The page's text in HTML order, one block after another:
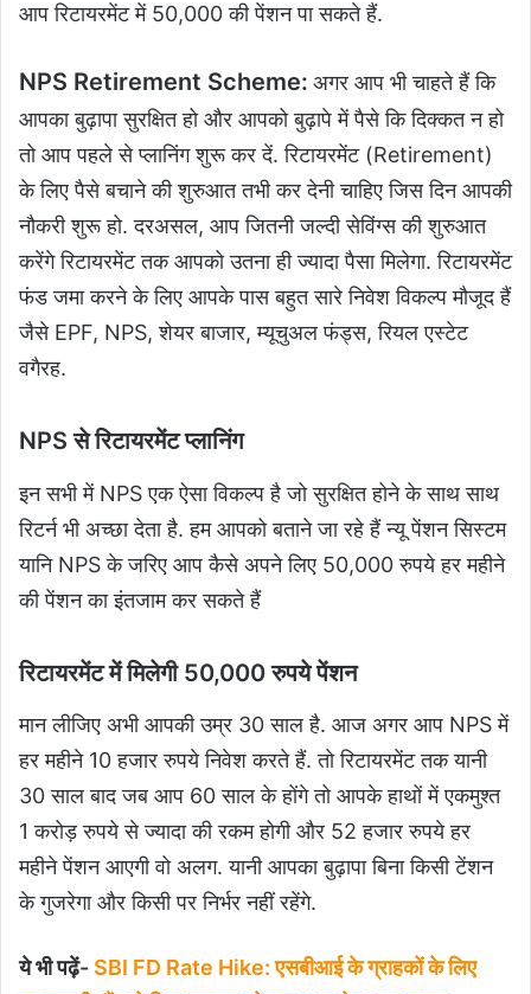
आप रिटायरमेंट में 50,000 की पेंशन पा सकते हैं.
NPS Retirement Scheme: अगर आप भी चाहते हैं कि
आपका बुढ़ापा सुरक्षित हो और आपको बुढ़ापे में पैसे कि दिक्कत न हो
तो आप पहले से प्लानिंग शुरू कर दें. रिटायरमेंट (Retirement)
के लिए पैसे बचाने की शुरुआत तभी कर देनी चाहिए जिस दिन आपकी
नौकरी शुरू हो. दरअसल, आप जितनी जल्दी सेविंग्स की शुरुआत
करेंगे रिटायरमेंट तक आपको उतना ही ज्यादा पैसा मिलेगा. रिटायरमेंट
फंड जमा करने के लिए आपके पास बहुत सारे निवेश विकल्प मौजूद हैं
जैसे EPF, NPS, शेयर बाजार, म्यूचुअल फंड्स, रियल एस्टेट
वगैरह.
NPS से रिटायरमेंट प्लानिंग
इन सभी में NPS एक ऐसा विकल्प है जो सुरक्षित होने के साथ साथ
रिटर्न भी अच्छा देता है. हम आपको बताने जा रहे हैं न्यू पेंशन सिस्टम
यानि NPS के जरिए आप कैसे अपने लिए 50,000 रुपये हर महीने
की पेंशन का इंतजाम कर सकते हैं
रिटायरमेंट में मिलेगी 50,000 रुपये पेंशन
मान लीजिए अभी आपकी उम्र 30 साल है. आज अगर आप NPS में
हर महीने 10 हजार रुपये निवेश करते हैं. तो रिटायरमेंट तक यानी
30 साल बाद जब आप 60 साल के होंगे तो आपके हाथों में एकमुश्त
1 करोड़ रुपये से ज्यादा की रकम होगी और 52 हजार रुपये हर
महीने पेंशन आएगी वो अलग. यानी आपका बुढ़ापा बिना किसी टेंशन
के गुजरेगा और किसी पर निर्भर नहीं रहेंगे.
ये भी पढ़ें- SBI FD Rate Hike: एसबीआई के ग्राहकों के ल‍िए